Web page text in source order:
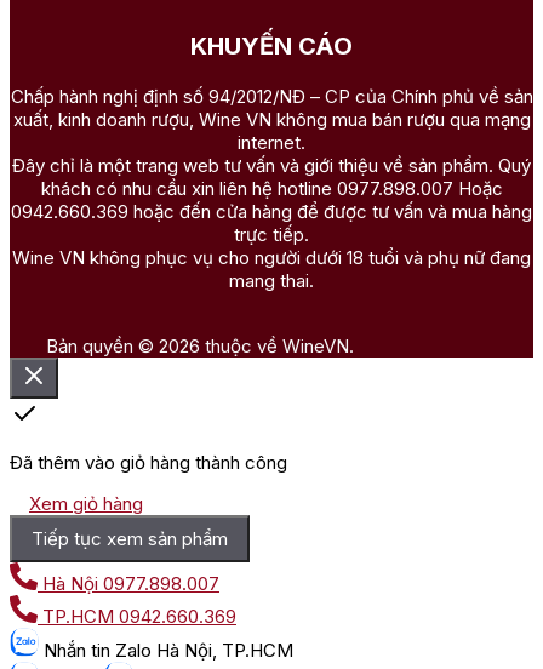
KHUYẾN CÁO
Chấp hành nghị định số 94/2012/NĐ – CP của Chính phủ về sản
xuất, kinh doanh rượu, Wine VN không mua bán rượu qua mạng
internet.
Đây chỉ là một trang web tư vấn và giới thiệu về sản phẩm. Quý
khách có nhu cầu xin liên hệ hotline 0977.898.007 Hoặc
0942.660.369 hoặc đến cửa hàng để được tư vấn và mua hàng
trực tiếp.
Wine VN không phục vụ cho người dưới 18 tuổi và phụ nữ đang
mang thai.
Bản quyền © 2026 thuộc về WineVN.
Đã thêm vào giỏ hàng thành công
Xem giỏ hàng
Tiếp tục xem sản phẩm
Hà Nội 0977.898.007
TP.HCM 0942.660.369
Nhắn tin Zalo Hà Nội, TP.HCM